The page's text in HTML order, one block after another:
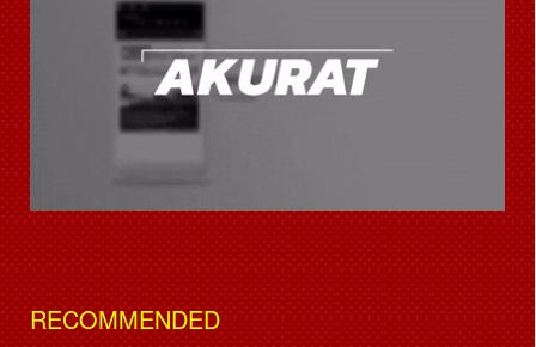
RECOMMENDED